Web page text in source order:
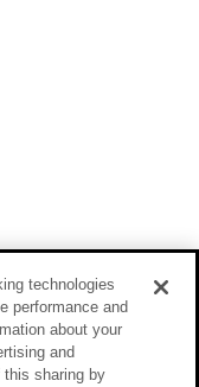
technologies
performance and
about your
and
sharing by